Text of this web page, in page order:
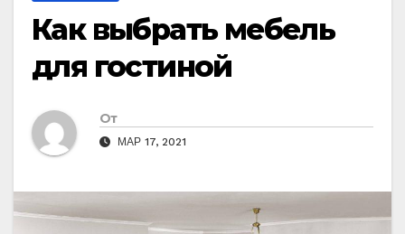
Как выбрать мебель
для гостиной
От
МАР 17, 2021